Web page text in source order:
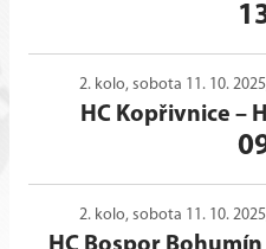
2. kolo, sobota 11. 10.
HC Kopřivnice –
2. kolo, sobota 11. 10.